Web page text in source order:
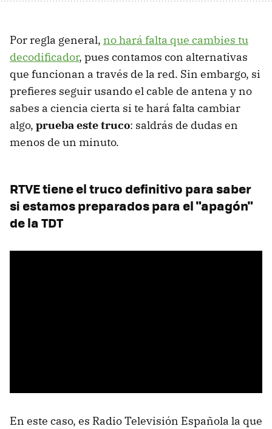
Por regla general, no hará falta que cambies tu
decodificador, pues contamos con alternativas
que funcionan a través de la red. Sin embargo, si
prefieres seguir usando el cable de antena y no
sabes a ciencia cierta si te hará falta cambiar
algo, prueba este truco: saldrás de dudas en
menos de un minuto.
RTVE tiene el truco definitivo para saber
si estamos preparados para el "apagón"
de la TDT
En este caso, es Radio Televisión Española la que